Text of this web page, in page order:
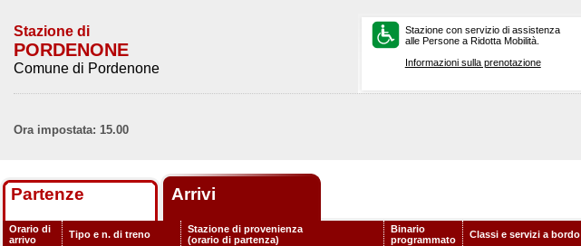
Stazione di
PORDENONE
Comune di Pordenone
Stazione con servizio di assistenza
alle Persone a Ridotta Mobilità.
Informazioni sulla prenotazione
Ora impostata: 15.00
Partenze Arrivi
Orario di
arrivo
Tipo e n. di treno
Stazione di provenienza
(orario di partenza)
Binario
programmato
Classi e servizi a bordo